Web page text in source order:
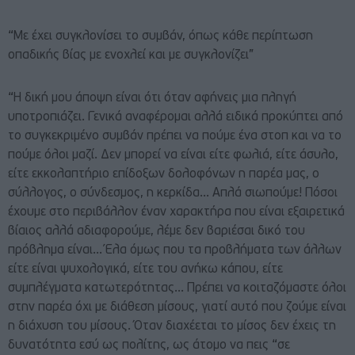
“Με έχει συγκλονίσει το συμβάν, όπως κάθε περίπτωση
οπαδικής βίας με ενοχλεί και με συγκλονίζει”
“Η δική μου άποψη είναι ότι όταν αφήνεις μια πληγή
υποτροπιάζει. Γενικά αναφέρομαι αλλά ειδικά προκύπτει από
το συγκεκριμένο συμβάν πρέπει να πούμε ένα στοπ και να το
πούμε όλοι μαζί. Δεν μπορεί να είναι είτε φωλιά, είτε άσυλο,
είτε εκκολαπτήριο επίδοξων δολοφόνων η παρέα μας, ο
σύλλογος, ο σύνδεσμος, η κερκίδα… Απλά σιωπούμε! Πόσοι
έχουμε στο περιβάλλον έναν χαρακτήρα που είναι εξαιρετικά
βίαιος αλλά αδιαφορούμε, λέμε δεν βαριέσαι δικό του
πρόβλημα είναι… Έλα όμως που τα προβλήματα των άλλων
είτε είναι ψυχολογικά, είτε του ανήκω κάπου, είτε
συμπλέγματα κατωτερότητας… Πρέπει να κοιταζόμαστε όλοι
στην παρέα όχι με διάθεση μίσους, γιατί αυτό που ζούμε είναι
η διάχυση του μίσους. Όταν διαχέεται το μίσος δεν έχεις τη
δυνατότητα εσύ ως πολίτης, ως άτομο να πεις “σε